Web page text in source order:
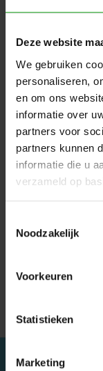
Deze website
We gebruiken
personaliseren,
en om ons
informatie over
partners voor
partners kunnen
informatie die u
verzameld op
Noodzakelijk
Voorkeuren
Statistieken
Marketing
Dolphin